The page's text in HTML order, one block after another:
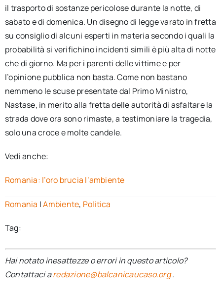
il trasporto di sostanze pericolose durante la notte, di
sabato e di domenica. Un disegno di legge varato in fretta
su consiglio di alcuni esperti in materia secondo i quali la
probabilità si verifichino incidenti simili è più alta di notte
che di giorno. Ma per i parenti delle vittime e per
l’opinione pubblica non basta. Come non bastano
nemmeno le scuse presentate dal Primo Ministro,
Nastase, in merito alla fretta delle autorità di asfaltare la
strada dove ora sono rimaste, a testimoniare la tragedia,
solo una croce e molte candele.
Vedi anche:
Romania: l’oro brucia l’ambiente
Romania |Ambiente, Politica
Tag:
Hai notato inesattezze o errori in questo articolo?
Contattaci aredazione@balcanicaucaso.org.